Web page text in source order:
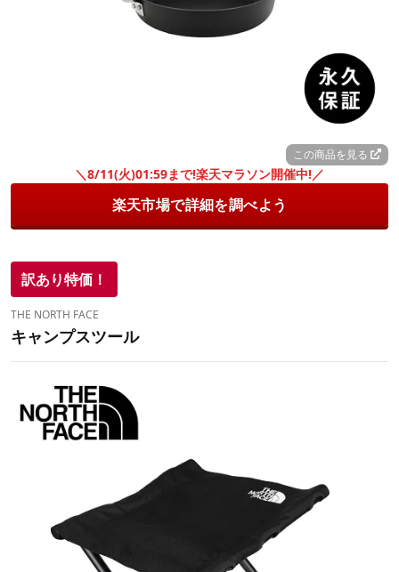
この商品を見る
＼8/11(火)01:59まで!楽天マラソン開催中!／
楽天市場で詳細を調べよう
訳あり特価！
THE NORTH FACE
キャンプスツール